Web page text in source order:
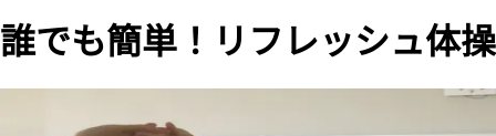
誰でも簡単！リフレッシュ体操